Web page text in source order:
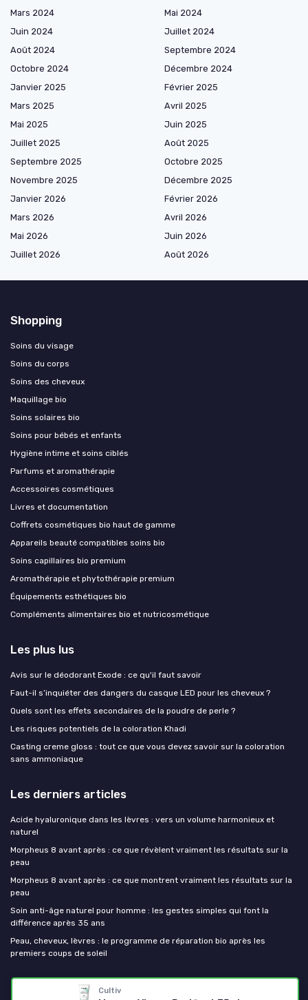
Cultiv
Mars 2024
Mai 2024
Juin 2024
Juillet 2024
Août 2024
Septembre 2024
Octobre 2024
Décembre 2024
Janvier 2025
Février 2025
Mars 2025
Avril 2025
Mai 2025
Juin 2025
Juillet 2025
Août 2025
Septembre 2025
Octobre 2025
Novembre 2025
Décembre 2025
Janvier 2026
Février 2026
Mars 2026
Avril 2026
Mai 2026
Juin 2026
Juillet 2026
Août 2026
Shopping
Soins du visage
Soins du corps
Soins des cheveux
Maquillage bio
Soins solaires bio
Soins pour bébés et enfants
Hygiène intime et soins ciblés
Parfums et aromathérapie
Accessoires cosmétiques
Livres et documentation
Coffrets cosmétiques bio haut de gamme
Appareils beauté compatibles soins bio
Soins capillaires bio premium
Aromathérapie et phytothérapie premium
Équipements esthétiques bio
Compléments alimentaires bio et nutricosmétique
Les plus lus
Avis sur le déodorant Exode : ce qu'il faut savoir
Faut-il s’inquiéter des dangers du casque LED pour les cheveux ?
Quels sont les effets secondaires de la poudre de perle ?
Les risques potentiels de la coloration Khadi
Casting creme gloss : tout ce que vous devez savoir sur la coloration
sans ammoniaque
Les derniers articles
Acide hyaluronique dans les lèvres : vers un volume harmonieux et
naturel
Morpheus 8 avant après : ce que révèlent vraiment les résultats sur la
peau
Morpheus 8 avant après : ce que montrent vraiment les résultats sur la
peau
Soin anti-âge naturel pour homme : les gestes simples qui font la
différence après 35 ans
Peau, cheveux, lèvres : le programme de réparation bio après les
premiers coups de soleil
Mes cosmetiques bio